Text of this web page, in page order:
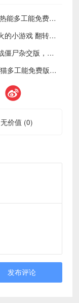
四角粥 热能多工能免费版助手下载 更新置顶
抖音超火的小游戏 翻转的瓶子
植物大战僵尸杂交版，超级好玩。可以摸鱼
粥粥-熊猫多工能免费版助手下载 更新置顶
无价值 (0)
发布评论